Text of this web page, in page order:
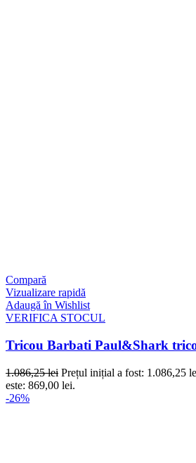
Compară
Vizualizare rapidă
Adaugă în Wishlist
VERIFICA STOCUL
Tricou Barbati Paul&Shark
1.086,25lei Prețul inițial a fost: 1.086,25
este: 869,00 lei.
-26%